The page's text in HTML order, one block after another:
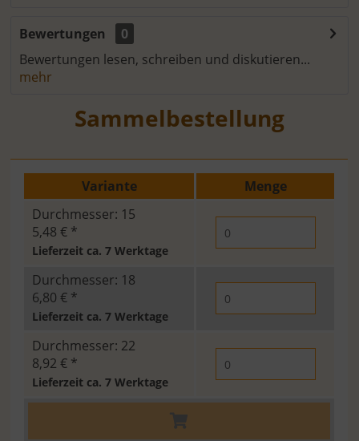
Bewertungen
0
Bewertungen lesen, schreiben und diskutieren...
mehr
Sammelbestellung
Variante
Menge
Durchmesser: 15
5,48 € *
Lieferzeit ca. 7 Werktage
Durchmesser: 18
6,80 € *
Lieferzeit ca. 7 Werktage
Durchmesser: 22
8,92 € *
Lieferzeit ca. 7 Werktage